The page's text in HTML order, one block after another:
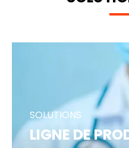
SOLUTIONS
LIGNE DE